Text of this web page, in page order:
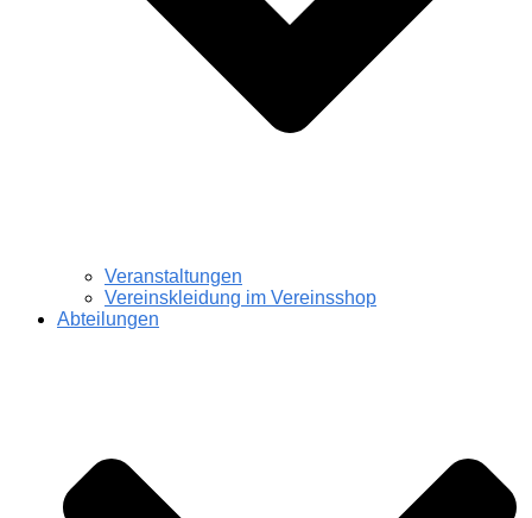
Veranstaltungen
Vereinskleidung im Vereinsshop
Abteilungen